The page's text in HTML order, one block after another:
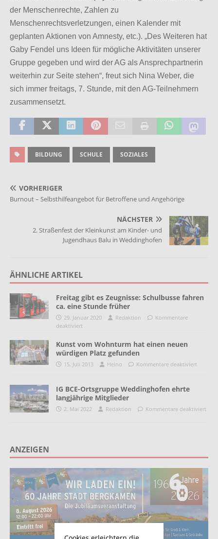
der Menschenrechte, Zahlen zu
Menschenrechtsverletzungen, einen Kalender mit
geplanten Aktionen von Amnesty, etc.). „Des Weiteren hat
Gaby Fendel uns Ideen für mögliche Aktivitäten unserer
Gruppe gegeben und wird der AG als Ansprechpartnerin
weiterhin zur Seite stehen“, freut sich Nina Weber, die
sich immer freitags, 7. Stunde, mit den AG-Teilnehmern
zusammensetzt.
BILDUNG SCHULE SOZIALES
VORHERIGER
Burnout – Selbsthilfeangebot für Betroffene und Angehörige
NÄCHSTER
2. Straßenfest der Kleinkunst am Kinder- und
Jugendhaus Balu in Weddinghofen
ÄHNLICHE ARTIKEL
Freitag gibt es Zeugnisse: Schulbusse fahren
ca. eine Stunde früher
29. Januar 2020 Redaktion
Kommentare
deaktiviert
Kunst vom Wohnturm hat einen neuen
würdigen Platz gefunden
15. Juli 2013 Heino Kommentare deaktiviert
IG BCE-Ortsgruppe Weddinghofen ehrte
langjährige Mitglieder
2. Mai 2022 Redaktion Kommentare deaktiviert
ANZEIGEN